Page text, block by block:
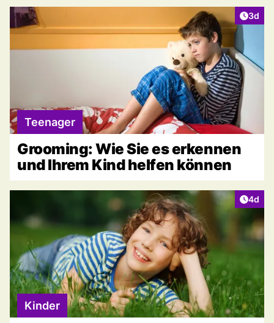
3d
Teenager
Grooming: Wie Sie es erkennen
und Ihrem Kind helfen können
4d
Kinder